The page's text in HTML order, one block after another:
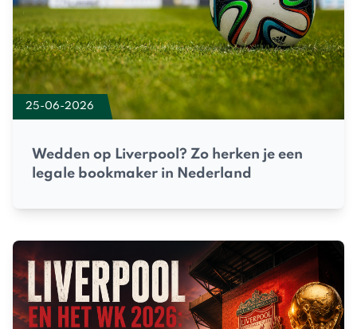
25-06-2026
Wedden op Liverpool? Zo herken je een
legale bookmaker in Nederland